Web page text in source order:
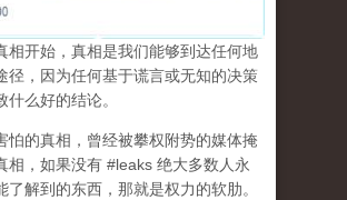
相开始，真相是我们能够到达任何地
径，因为任何基于谎言或无知的决策
什么好的结论。
怕的真相，曾经被攀权附势的媒体掩
相，如果没有 #leaks 绝大多数人永
了解到的东西，那就是权力的软肋。